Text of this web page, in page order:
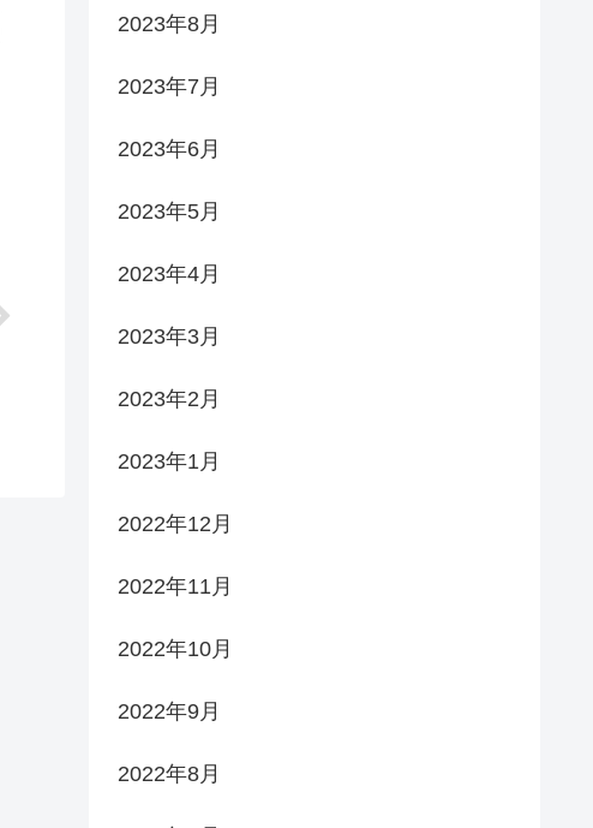
2023年8月
2023年7月
2023年6月
2023年5月
2023年4月
2023年3月
2023年2月
2023年1月
2022年12月
2022年11月
2022年10月
2022年9月
2022年8月